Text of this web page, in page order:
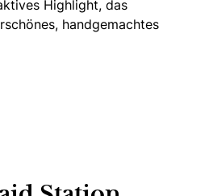
Highlight, das
handgemachtes